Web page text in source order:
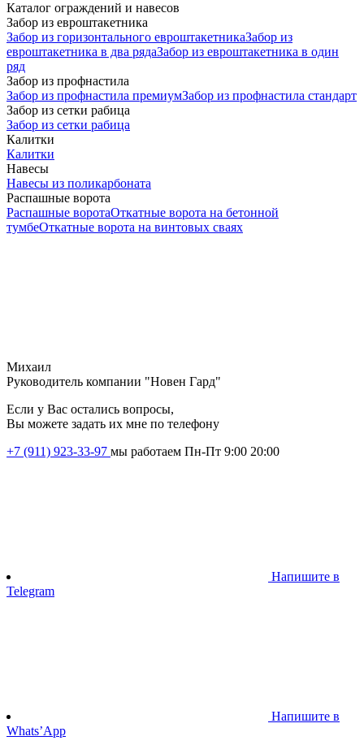
Каталог ограждений и навесов
Забор из евроштакетника
Забор из горизонтального евроштакетникаЗабор из
евроштакетника в два рядаЗабор из евроштакетника в один
ряд
Забор из профнастила
Забор из профнастила премиумЗабор из профнастила стандарт
Забор из сетки рабица
Забор из сетки рабица
Калитки
Калитки
Навесы
Навесы из поликарбоната
Распашные ворота
Распашные воротаОткатные ворота на бетонной
тумбеОткатные ворота на винтовых сваях
Михаил
Руководитель компании "Новен Гард"
Если у Вас остались вопросы,
Вы можете задать их мне по телефону
+7 (911) 923-33-97 мы работаем Пн-Пт 9:00 20:00
Напишите в
Telegram
Напишите в
Whats’App